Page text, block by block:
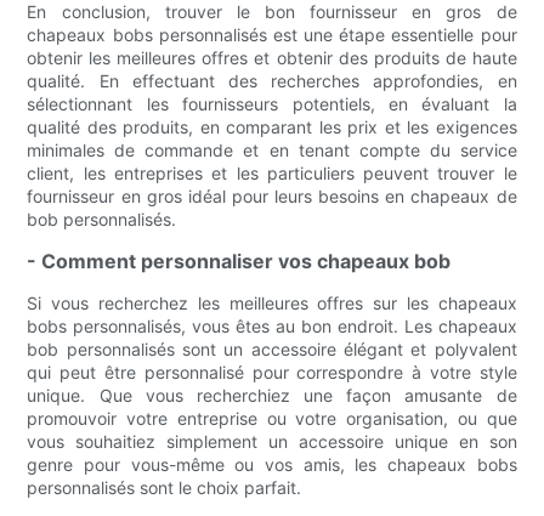
En conclusion, trouver le bon fournisseur en gros de
chapeaux bobs personnalisés est une étape essentielle pour
obtenir les meilleures offres et obtenir des produits de haute
qualité. En effectuant des recherches approfondies, en
sélectionnant les fournisseurs potentiels, en évaluant la
qualité des produits, en comparant les prix et les exigences
minimales de commande et en tenant compte du service
client, les entreprises et les particuliers peuvent trouver le
fournisseur en gros idéal pour leurs besoins en chapeaux de
bob personnalisés.
- Comment personnaliser vos chapeaux bob
Si vous recherchez les meilleures offres sur les chapeaux
bobs personnalisés, vous êtes au bon endroit. Les chapeaux
bob personnalisés sont un accessoire élégant et polyvalent
qui peut être personnalisé pour correspondre à votre style
unique. Que vous recherchiez une façon amusante de
promouvoir votre entreprise ou votre organisation, ou que
vous souhaitiez simplement un accessoire unique en son
genre pour vous-même ou vos amis, les chapeaux bobs
personnalisés sont le choix parfait.